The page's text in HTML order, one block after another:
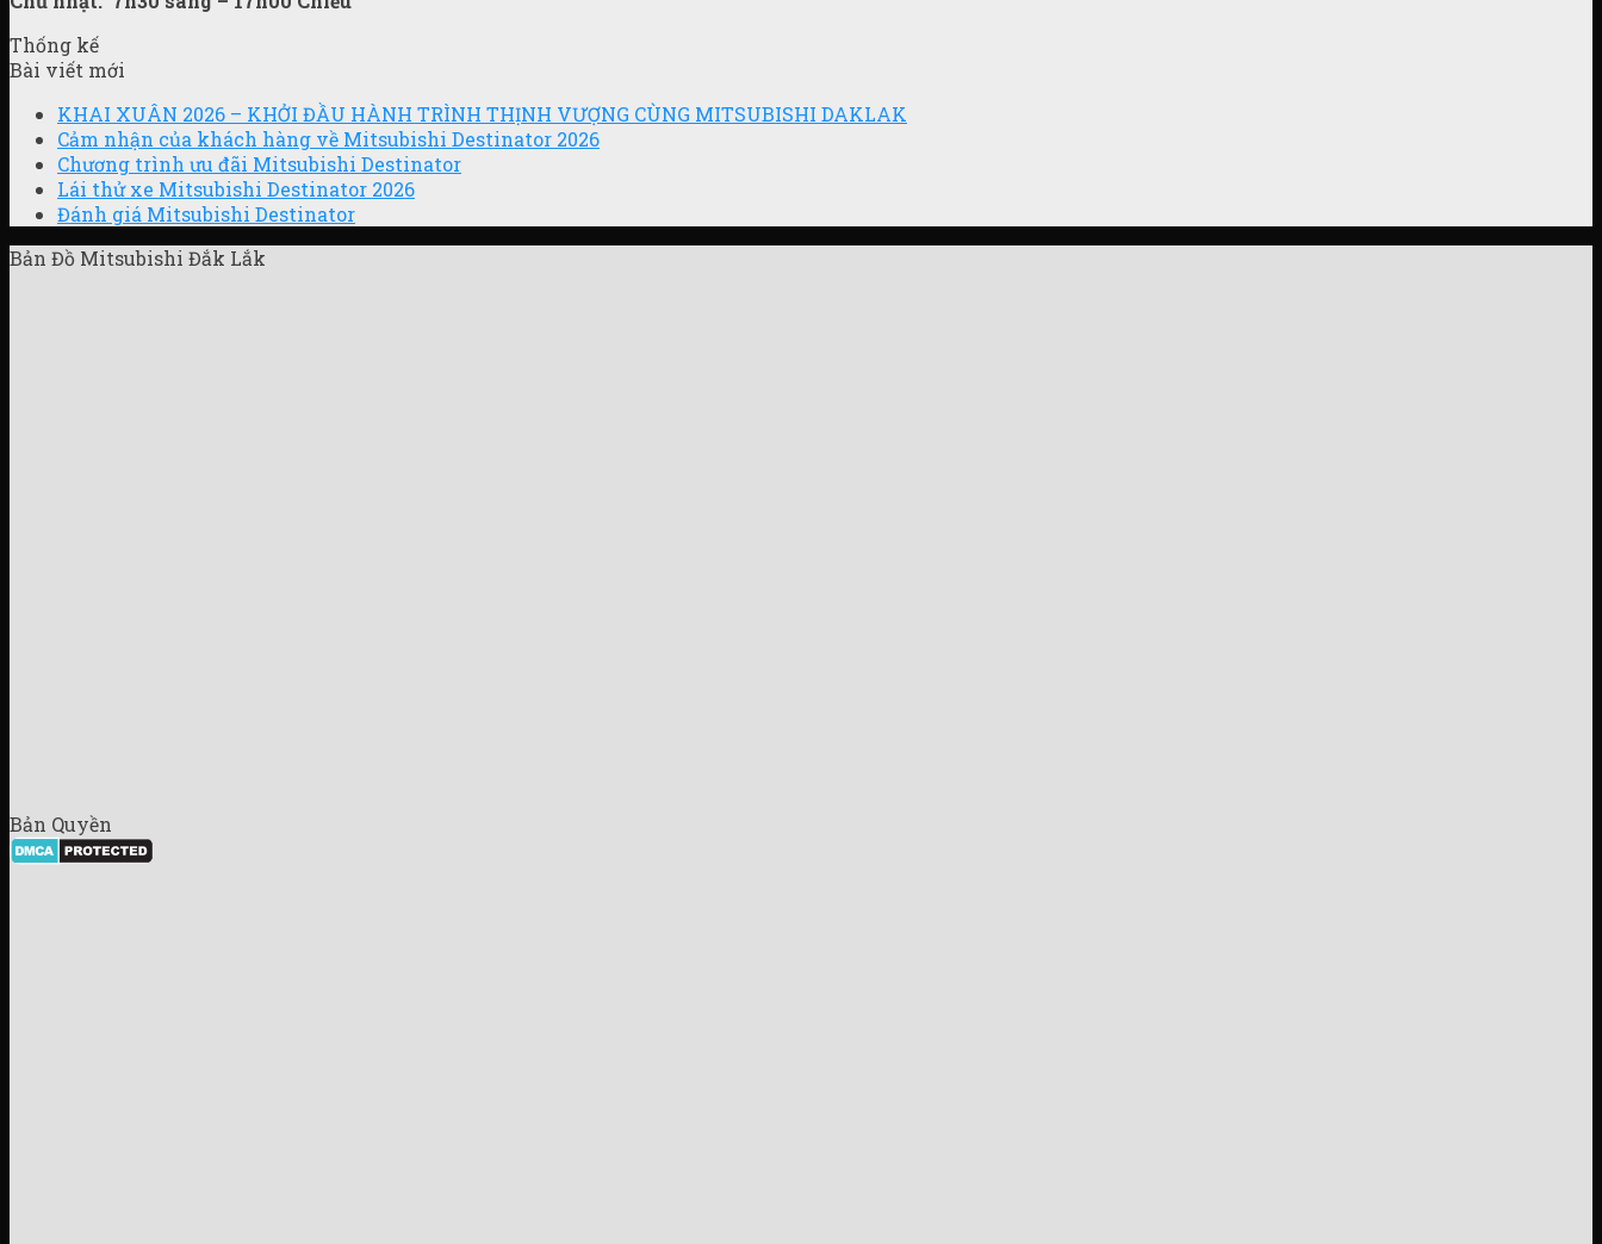
Thống kế
Bài viết mới
KHAI XUÂN 2026 – KHỞI ĐẦU HÀNH TRÌNH THỊNH VƯỢNG CÙNG MITSUBISHI DAKLAK
Cảm nhận của khách hàng về Mitsubishi Destinator 2026
Chương trình ưu đãi Mitsubishi Destinator
Lái thử xe Mitsubishi Destinator 2026
Đánh giá Mitsubishi Destinator
Bản Đồ Mitsubishi Đắk Lắk
Bản Quyền